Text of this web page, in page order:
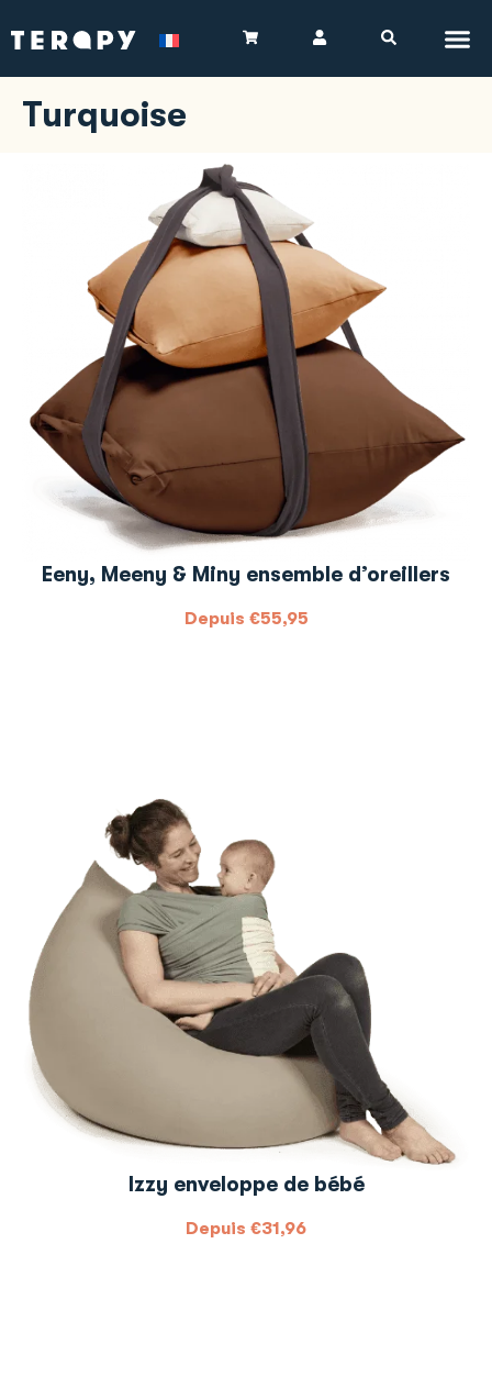
Turquoise
Eeny, Meeny & Miny ensemble d’oreillers
Depuis €55,95
Izzy enveloppe de bébé
Depuis €31,96